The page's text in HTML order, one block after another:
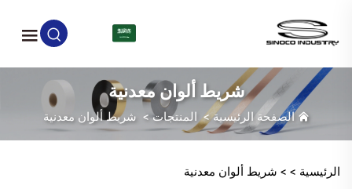
شريط ألوان معدنية
الصفحة الرئيسية> المنتجات> شريط ألوان معدنية
الرئيسية > > شريط ألوان معدنية